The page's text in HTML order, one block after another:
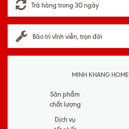
Trả hàng trong 30 ngày
Bảo trì vĩnh viễn, trọn đời
MINH KHANG
Sản phẩm
chất lượng
Dịch vụ